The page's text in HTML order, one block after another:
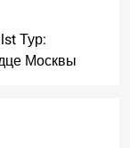
Тур:
Москвы